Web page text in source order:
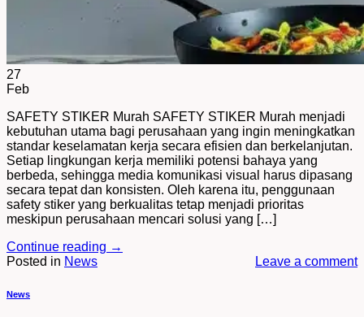
27
Feb
SAFETY STIKER Murah SAFETY STIKER Murah menjadi
kebutuhan utama bagi perusahaan yang ingin meningkatkan
standar keselamatan kerja secara efisien dan berkelanjutan.
Setiap lingkungan kerja memiliki potensi bahaya yang
berbeda, sehingga media komunikasi visual harus dipasang
secara tepat dan konsisten. Oleh karena itu, penggunaan
safety stiker yang berkualitas tetap menjadi prioritas
meskipun perusahaan mencari solusi yang […]
Continue reading →
Posted in News Leave a comment
News